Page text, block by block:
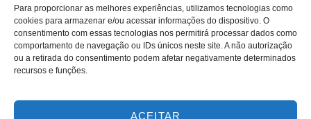
Para proporcionar as melhores experiências, utilizamos tecnologias como
cookies para armazenar e/ou acessar informações do dispositivo. O
consentimento com essas tecnologias nos permitirá processar dados como
comportamento de navegação ou IDs únicos neste site. A não autorização
ou a retirada do consentimento podem afetar negativamente determinados
recursos e funções.
ACEITAR